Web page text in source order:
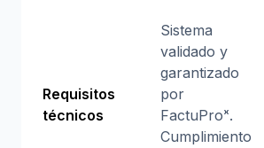
Requisitos
técnicos
Sistema
validado y
garantizado
por
FactuProˣ.
Cumplimiento